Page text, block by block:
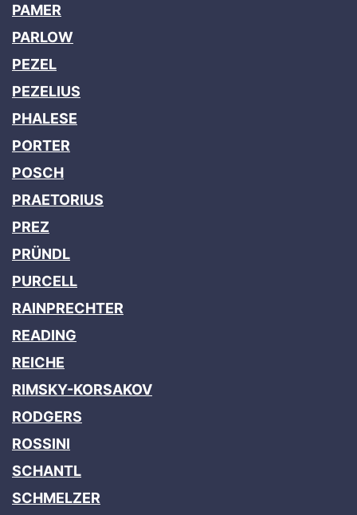
PAMER
PARLOW
PEZEL
PEZELIUS
PHALESE
PORTER
POSCH
PRAETORIUS
PREZ
PRÜNDL
PURCELL
RAINPRECHTER
READING
REICHE
RIMSKY-KORSAKOV
RODGERS
ROSSINI
SCHANTL
SCHMELZER